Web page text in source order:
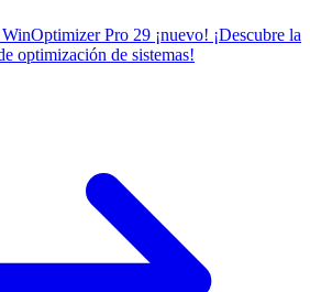
WinOptimizer Pro 29 ¡nuevo! ¡Descubre la
optimización de sistemas!